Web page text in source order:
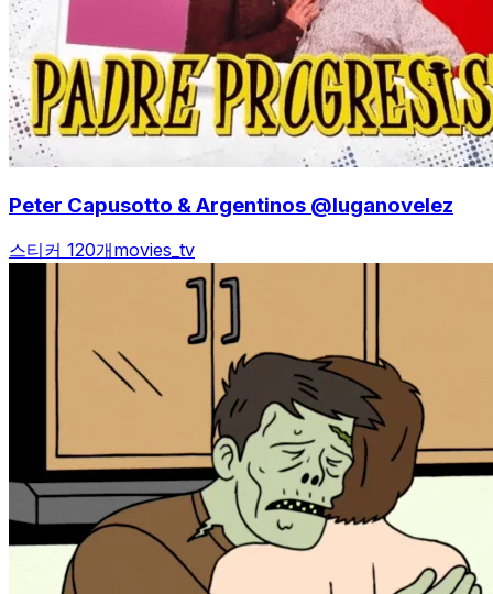
Peter Capusotto & Argentinos @luganovelez
스티커 120개movies_tv